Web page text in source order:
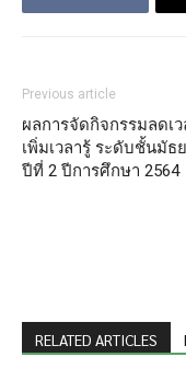
Previous article
ผลการจัดกิจกรรมลดเว
เพิ่มเวลารู้ ระดับชั้นมัธ
ปีที่ 2 ปีการศึกษา 2564
RELATED ARTICLES